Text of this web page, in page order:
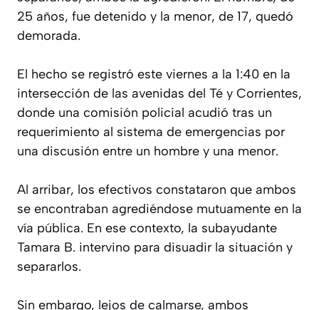
25 años, fue detenido y la menor, de 17, quedó
demorada.
El hecho se registró este viernes a la 1:40 en la
intersección de las avenidas del Té y Corrientes,
donde una comisión policial acudió tras un
requerimiento al sistema de emergencias por
una discusión entre un hombre y una menor.
Al arribar, los efectivos constataron que ambos
se encontraban agrediéndose mutuamente en la
vía pública. En ese contexto, la subayudante
Tamara B. intervino para disuadir la situación y
separarlos.
Sin embargo, lejos de calmarse, ambos